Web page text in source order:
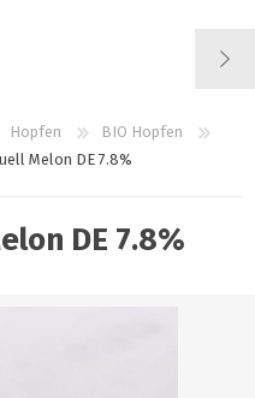
Hopfen
BIO Hopfen
Melon DE 7.8%
DE 7.8%